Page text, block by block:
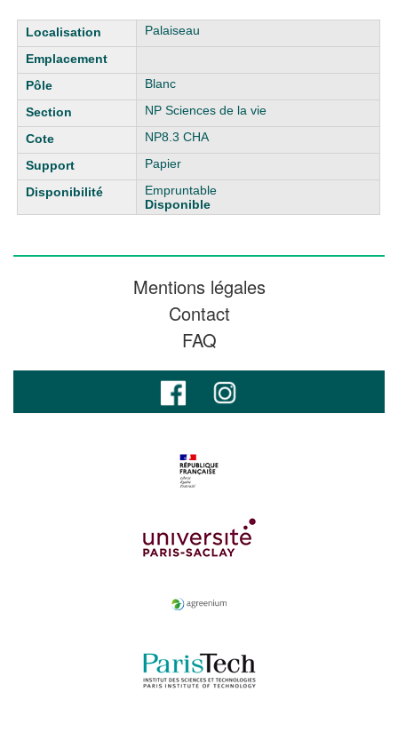
Liste des exemplaires Palaiseau
Blanc
NP Sciences de la vie
NP8.3 CHA
Papier
Empruntable
Disponible
Mentions légales
Contact
FAQ